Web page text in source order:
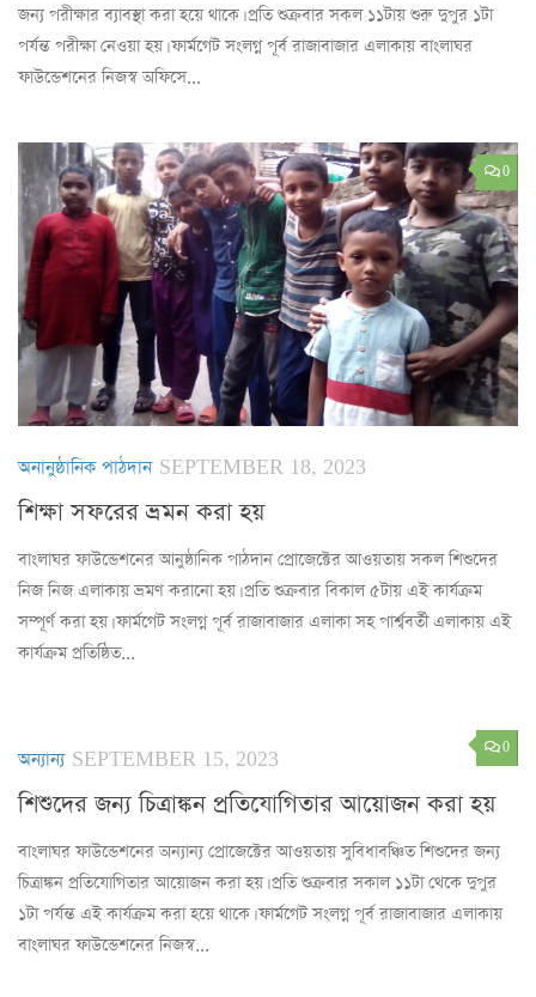
জন্য পরীক্ষার ব্যাবস্থা করা হয়ে থাকে। প্রতি শুক্রবার সকল ১১টায় শুরু দুপুর ১টা
পর্যন্ত পরীক্ষা নেওয়া হয়। ফার্মগেট সংলগ্ন পূর্ব রাজাবাজার এলাকায় বাংলাঘর
ফাউন্ডেশনের নিজস্ব অফিসে...
0
অনানুষ্ঠানিক পাঠদান SEPTEMBER 18, 2023
শিক্ষা সফরের ভ্রমন করা হয়
বাংলাঘর ফাউন্ডেশনের আনুষ্ঠানিক পাঠদান প্রোজেক্টের আওয়তায় সকল শিশুদের
নিজ নিজ এলাকায় ভ্রমণ করানো হয়। প্রতি শুক্রবার বিকাল ৫টায় এই কার্যক্রম
সম্পূর্ণ করা হয়। ফার্মগেট সংলগ্ন পূর্ব রাজাবাজার এলাকা সহ পার্শ্ববর্তী এলাকায় এই
কার্যক্রম প্রতিষ্ঠিত...
0
অন্যান্য SEPTEMBER 15, 2023
শিশুদের জন্য চিত্রাঙ্কন প্রতিযোগিতার আয়োজন করা হয়
বাংলাঘর ফাউন্ডেশনের অন্যান্য প্রোজেক্টের আওয়তায় সুবিধাবঞ্চিত শিশুদের জন্য
চিত্রাঙ্কন প্রতিযোগিতার আয়োজন করা হয়। প্রতি শুক্রবার সকাল ১১টা থেকে দুপুর
১টা পর্যন্ত এই কার্যক্রম করা হয়ে থাকে। ফার্মগেট সংলগ্ন পূর্ব রাজাবাজার এলাকায়
বাংলাঘর ফাউন্ডেশনের নিজস্ব...